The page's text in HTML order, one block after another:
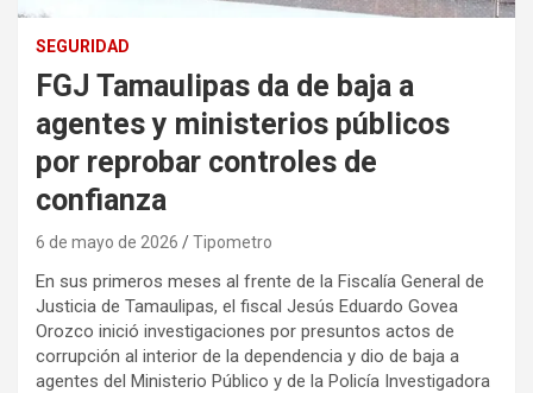
SEGURIDAD
FGJ Tamaulipas da de baja a
agentes y ministerios públicos
por reprobar controles de
confianza
6 de mayo de 2026 Tipometro
En sus primeros meses al frente de la Fiscalía General de
Justicia de Tamaulipas, el fiscal Jesús Eduardo Govea
Orozco inició investigaciones por presuntos actos de
corrupción al interior de la dependencia y dio de baja a
agentes del Ministerio Público y de la Policía Investigadora